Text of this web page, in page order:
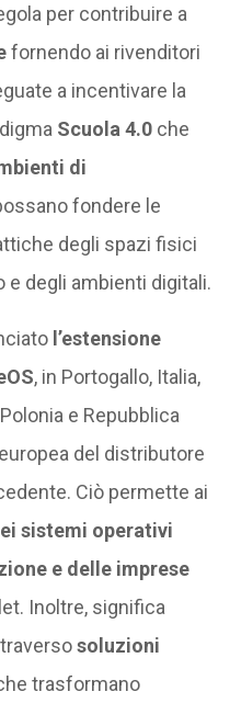
per contribuire a
fornendo ai rivenditori
a incentivare la
Scuola 4.0che
di
fondere le
degli spazi fisici
degli ambienti digitali.
l’estensione
, in Portogallo, Italia,
e Repubblica
del distributore
Ciò permette ai
sistemi operativi
e delle imprese
Inoltre, significa
soluzioni
trasformano